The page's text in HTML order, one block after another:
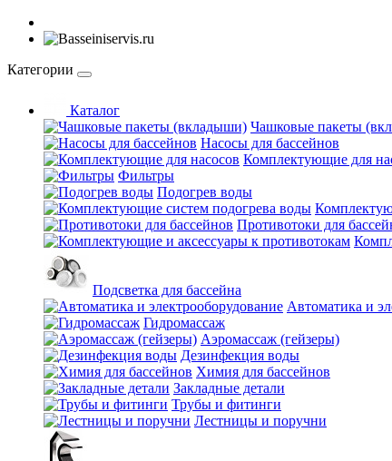
Категории
Каталог
Чашковые пакеты
Насосы для бассейнов
Комплектующие для
Фильтры
Подогрев воды
Противотоки для
Подсветка для бассейна
Автоматика и
Гидромассаж
Аэромассаж (гейзеры)
Дезинфекция воды
Химия для бассейнов
Закладные детали
Трубы и фитинги
Лестницы и поручни